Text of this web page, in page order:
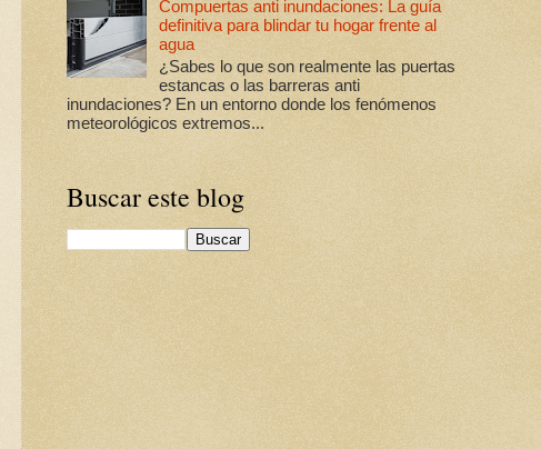
Compuertas anti inundaciones: La guía
definitiva para blindar tu hogar frente al
agua
¿Sabes lo que son realmente las puertas
estancas o las barreras anti
inundaciones? En un entorno donde los fenómenos
meteorológicos extremos...
Buscar este blog